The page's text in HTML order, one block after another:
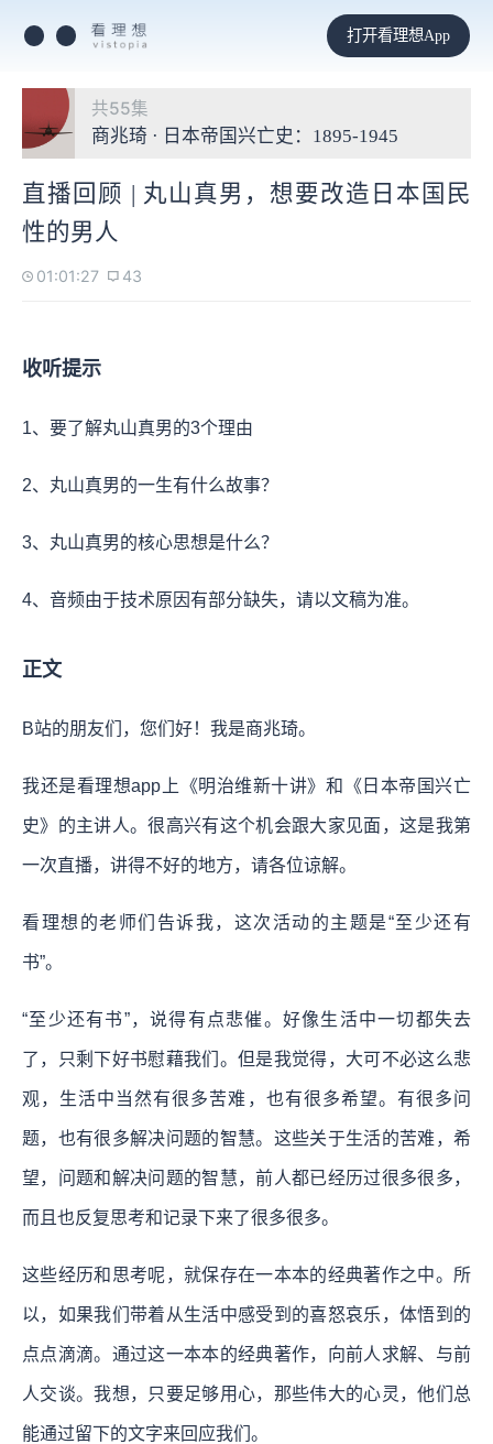
打开看理想App
共55集
商兆琦 · 日本帝国兴亡史：1895-1945
直播回顾 | 丸山真男，想要改造日本国民
性的男人
01:01:27 43
收听提示
1、要了解丸山真男的3个理由
2、丸山真男的一生有什么故事？
3、丸山真男的核心思想是什么？
4、音频由于技术原因有部分缺失，请以文稿为准。
正文
B站的朋友们，您们好！我是商兆琦。
我还是看理想app上《明治维新十讲》和《日本帝国兴亡
史》的主讲人。很高兴有这个机会跟大家见面，这是我第
一次直播，讲得不好的地方，请各位谅解。
看理想的老师们告诉我，这次活动的主题是“至少还有
书”。
“至少还有书”，说得有点悲催。好像生活中一切都失去
了，只剩下好书慰藉我们。但是我觉得，大可不必这么悲
观，生活中当然有很多苦难，也有很多希望。有很多问
题，也有很多解决问题的智慧。这些关于生活的苦难，希
望，问题和解决问题的智慧，前人都已经历过很多很多，
而且也反复思考和记录下来了很多很多。
这些经历和思考呢，就保存在一本本的经典著作之中。所
以，如果我们带着从生活中感受到的喜怒哀乐，体悟到的
点点滴滴。通过这一本本的经典著作，向前人求解、与前
人交谈。我想，只要足够用心，那些伟大的心灵，他们总
能通过留下的文字来回应我们。